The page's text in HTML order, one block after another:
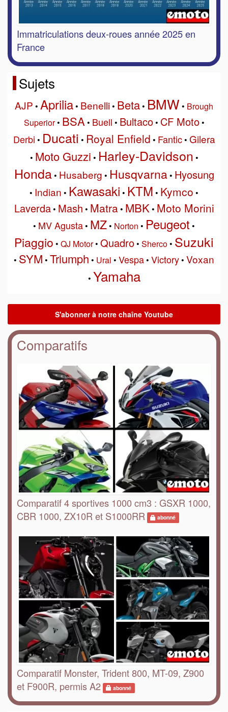
Immatriculations deux-roues année 2025 en
France
Sujets
AJP • Aprilia• Benelli• Beta• BMW • Brough
Superior• BSA• Buell • Bultaco• CF Moto•
Derbi • Ducati • Royal Enfield • Fantic• Gilera
• Moto Guzzi • Harley-Davidson •
Honda• Husaberg • Husqvarna• Hyosung
• Indian • Kawasaki • KTM • Kymco •
Laverda• Mash • Matra• MBK• Moto Morini
• MV Agusta• MZ• Norton • Peugeot •
Piaggio • QJ Motor• Quadro• Sherco• Suzuki
• SYM • Triumph • Ural • Vespa• Victory• Voxan
• Yamaha
Comparatifs
Comparatif 4 sportives 1000 cm3 : GSXR 1000,
CBR 1000, ZX10R et S1000RR
abonné
Comparatif Monster, Trident 800, MT-09, Z900
et F900R, permis A2
abonné